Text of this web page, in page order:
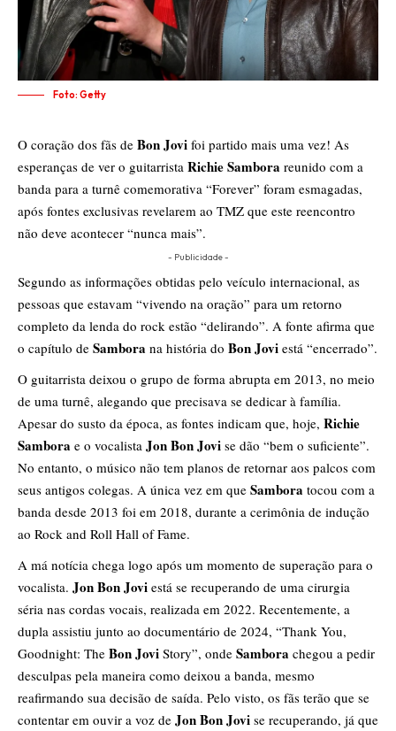
Foto: Getty
O coração dos fãs de Bon Jovi foi partido mais uma vez! As
esperanças de ver o guitarrista Richie Sambora reunido com a
banda para a turnê comemorativa “Forever” foram esmagadas,
após fontes exclusivas revelarem ao TMZ que este reencontro
não deve acontecer “nunca mais”.
- Publicidade -
Segundo as informações obtidas pelo veículo internacional, as
pessoas que estavam “vivendo na oração” para um retorno
completo da lenda do rock estão “delirando”. A fonte afirma que
o capítulo de Sambora na história do Bon Jovi está “encerrado”.
O guitarrista deixou o grupo de forma abrupta em 2013, no meio
de uma turnê, alegando que precisava se dedicar à família.
Apesar do susto da época, as fontes indicam que, hoje, Richie
Sambora e o vocalista Jon Bon Jovi se dão “bem o suficiente”.
No entanto, o músico não tem planos de retornar aos palcos com
seus antigos colegas. A única vez em que Sambora tocou com a
banda desde 2013 foi em 2018, durante a cerimônia de indução
ao Rock and Roll Hall of Fame.
A má notícia chega logo após um momento de superação para o
vocalista. Jon Bon Jovi está se recuperando de uma cirurgia
séria nas cordas vocais, realizada em 2022. Recentemente, a
dupla assistiu junto ao documentário de 2024, “Thank You,
Goodnight: The Bon Jovi Story”, onde Sambora chegou a pedir
desculpas pela maneira como deixou a banda, mesmo
reafirmando sua decisão de saída. Pelo visto, os fãs terão que se
contentar em ouvir a voz de Jon Bon Jovi se recuperando, já que